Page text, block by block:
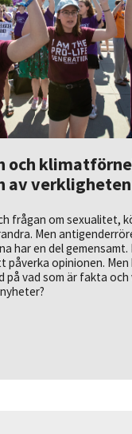
och
av verkligheten
frågan om sexualitet,
Men
har en del gemensamt.
opinionen.
på vad som är fakta